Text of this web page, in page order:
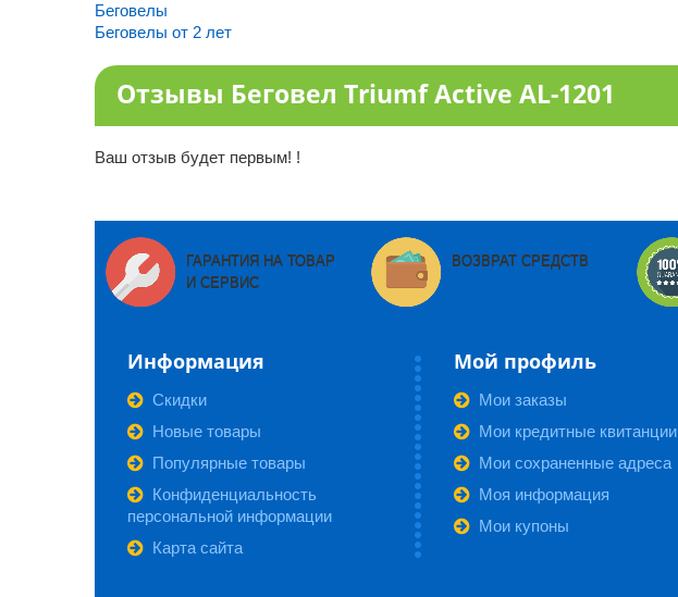
Беговелы
Беговелы от 2 лет
Отзывы Беговел Triumf Active AL-1201
Ваш отзыв будет первым! !
ГАРАНТИЯ НА ТОВАР
И СЕРВИС
ВОЗВРАТ СРЕДСТВ
Информация
Скидки
Новые товары
Популярные товары
Конфиденциальность
персональной информации
Карта сайта
Мой профиль
Мои заказы
Мои кредитные квитанции
Мои сохраненные адреса
Моя информация
Мои купоны